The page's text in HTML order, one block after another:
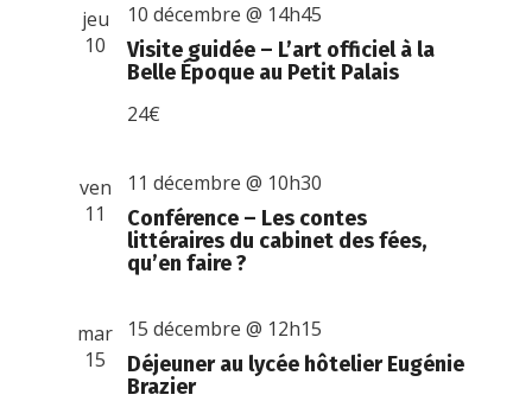
jeu
10
Visite guidée – L’art officiel à la
Belle Époque au Petit Palais
10 décembre @ 14h45
24€
ven
11
Conférence – Les contes
littéraires du cabinet des fées,
qu’en faire ?
11 décembre @ 10h30
mar
15
Déjeuner au lycée hôtelier Eugénie
Brazier
15 décembre @ 12h15